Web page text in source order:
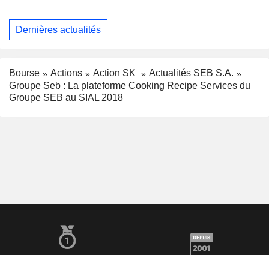
Dernières actualités
Bourse Actions Action SK
Actualités SEB S.A.
Groupe Seb : La plateforme Cooking Recipe Services du
Groupe SEB au SIAL 2018